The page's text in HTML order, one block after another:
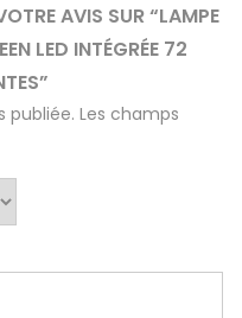
AVIS SUR “LAMPE
LED INTÉGRÉE 72
publiée. Les champs